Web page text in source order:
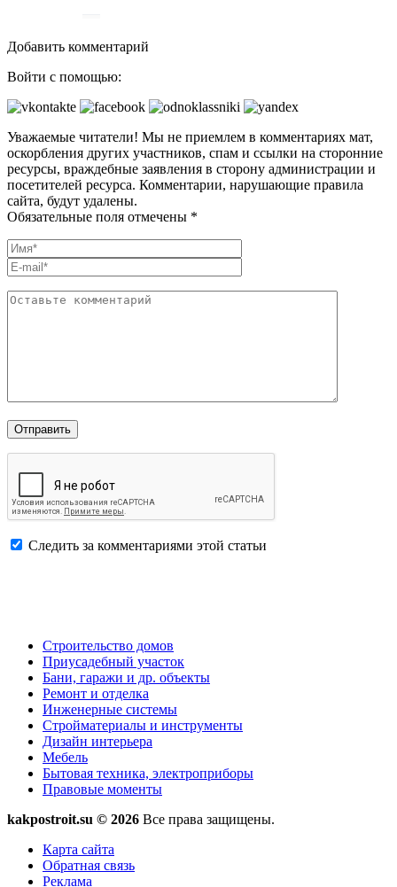
Добавить комментарий
Войти с помощью:
Уважаемые читатели! Мы не приемлем в комментариях мат,
оскорбления других участников, спам и ссылки на сторонние
ресурсы, враждебные заявления в сторону администрации и
посетителей ресурса. Комментарии, нарушающие правила
сайта, будут удалены.
Обязательные поля отмечены *
Следить за комментариями этой статьи
Строительство домов
Приусадебный участок
Бани, гаражи и др. объекты
Ремонт и отделка
Инженерные системы
Стройматериалы и инструменты
Дизайн интерьера
Мебель
Бытовая техника, электроприборы
Правовые моменты
kakpostroit.su © 2026 Все права защищены.
Карта сайта
Обратная связь
Реклама